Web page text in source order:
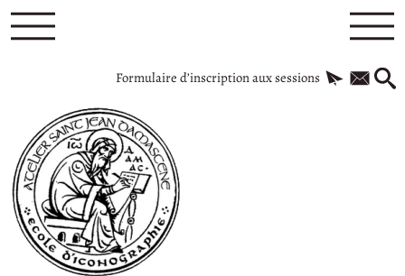
Formulaire d’inscription aux sessions